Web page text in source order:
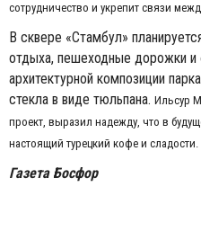
сотрудничество и укрепит связи
В сквере «Стамбул»
отдыха, пешеходные дорожки
архитектурной композиции
стекла в виде тюльпана. Ильсур
проект, выразил надежду, что в
настоящий турецкий кофе и сладости.
Газета Босфор